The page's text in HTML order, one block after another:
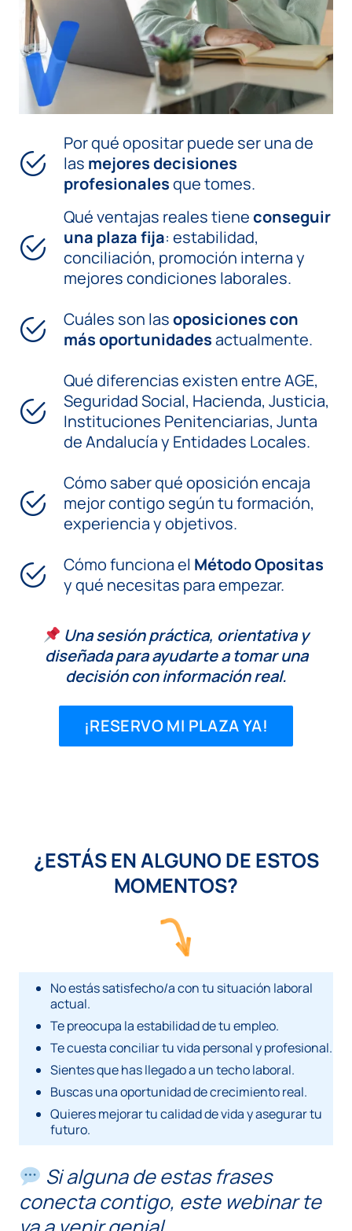
Por qué opositar puede ser una de
las mejores decisiones
profesionalesque tomes.
Qué ventajas reales tieneconseguir
una plaza fija: estabilidad,
conciliación, promoción interna y
mejores condiciones laborales.
Cuáles son lasoposiciones con
más oportunidadesactualmente.
Qué diferencias existen entre AGE,
Seguridad Social, Hacienda, Justicia,
Instituciones Penitenciarias, Junta
de Andalucía y Entidades Locales.
Cómo saber qué oposición encaja
mejor contigo según tu formación,
experiencia y objetivos.
Cómo funciona el Método Opositas
y qué necesitas para empezar.
Una sesión práctica, orientativa y
diseñada para ayudarte a tomar una
decisión con información real.
¡RESERVO MI PLAZA YA!
¿ESTÁS EN ALGUNO DE ESTOS
MOMENTOS?
No estás satisfecho/a con tu situación laboral
actual.
Te preocupa la estabilidad de tu empleo.
Te cuesta conciliar tu vida personal y profesional.
Sientes que has llegado a un techo laboral.
Buscas una oportunidad de crecimiento real.
Quieres mejorar tu calidad de vida y asegurar tu
futuro.
Si alguna de estas frases
conecta contigo, este webinar te